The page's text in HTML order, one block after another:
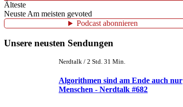
Älteste
Neuste Am meisten gevoted
Podcast abonnieren
Unsere neusten Sendungen
Nerdtalk / 2 Std. 31 Min.
Algorithmen sind am Ende auch nur
Menschen - Nerdtalk #682